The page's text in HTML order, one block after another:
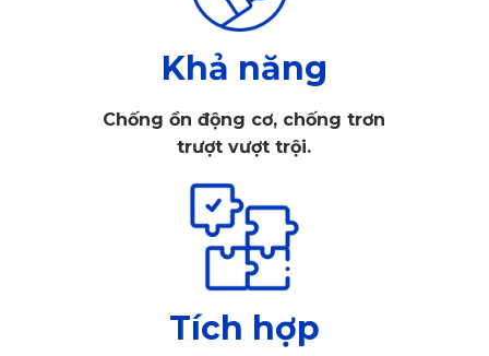
Khả năng
Chống ồn động cơ, chống trơn
trượt vượt trội.
Tích hợp